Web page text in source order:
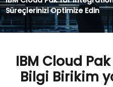
Süreçlerinizi Optimize Edin
IBM Cloud
Bilgi Birikim